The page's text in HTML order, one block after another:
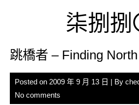
柒捌捌
跳橋者 – Finding North
Posted on 2009 年 9 月 13 日 | By
No comments